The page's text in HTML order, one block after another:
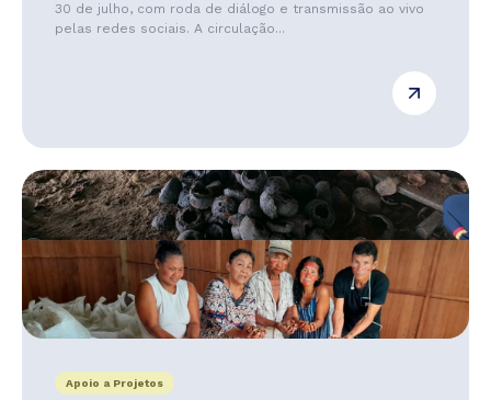
30 de julho, com roda de diálogo e transmissão ao vivo
pelas redes sociais. A circulação...
Apoio a Projetos